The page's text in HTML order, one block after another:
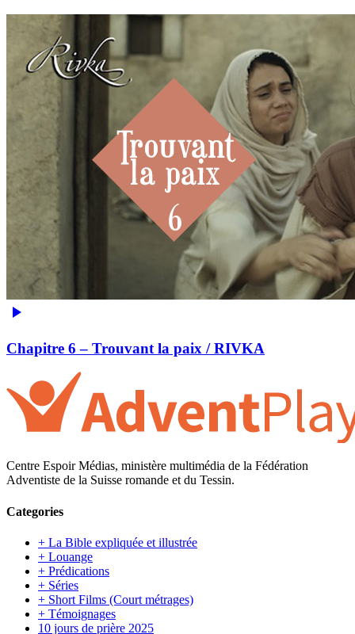
Chapitre 6 – Trouvant la paix / RIVKA
Centre Espoir Médias, ministère multimédia de la Fédération
Adventiste de la Suisse romande et du Tessin.
Categories
+ La Bible expliquée et illustrée
+ Louange
+ Prédications
+ Séries
+ Short Films (Court métrages)
+ Témoignages
10 jours de prière 2025